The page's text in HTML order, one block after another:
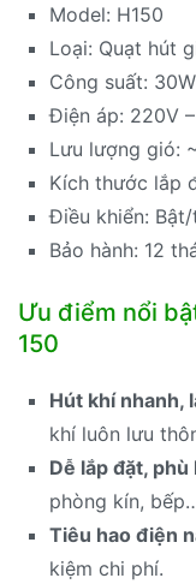
Model: H150
Loại: Quạt hút
Công suất: 30W
Điện áp: 220V
Lưu lượng gió:
Kích thước lắp
Điều khiển:
Bảo hành: 12
Ưu điểm nổi
150
Hút khí nhanh,
khí luôn lưu
Dễ lắp đặt,
phòng kín,
Tiêu hao điện
kiệm chi phí.